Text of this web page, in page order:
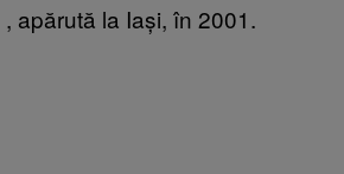
, apărută la Iași, în 2001.